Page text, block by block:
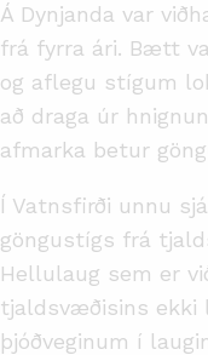
Á Dynjanda var
frá fyrra ári. Bætt
og aflegu stígum
að draga úr
afmarka betur
Í Vatnsfirði unnu
göngustígs frá
Hellulaug sem er
tjaldsvæðisins ekki
þjóðveginum í